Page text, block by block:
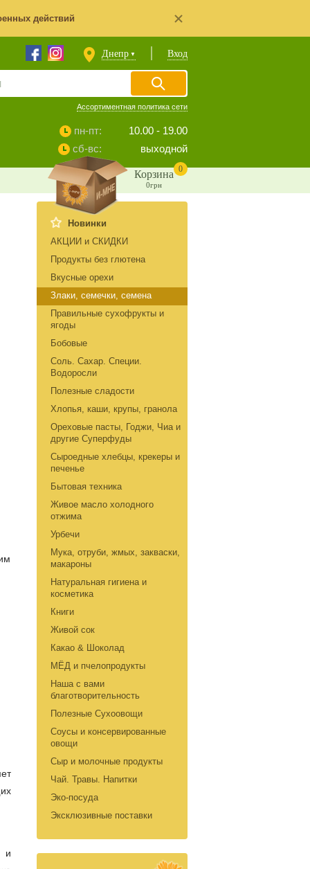
действий
Днепр ▼ Вход
Ассортиментная политика сети
пн-пт:
10.00 - 19.00
сб-вс:
выходной
Корзина 0
0грн
и
Новинки
АКЦИИ и СКИДКИ
Продукты без глютена
Вкусные орехи
Злаки, семечки, семена
Правильные сухофрукты и
ягоды
Бобовые
Соль. Сахар. Специи.
Водоросли
Полезные сладости
Хлопья, каши, крупы, гранола
Ореховые пасты, Годжи, Чиа и
другие Суперфуды
Сыроедные хлебцы, крекеры и
печенье
Бытовая техника
Живое масло холодного
отжима
Урбечи
Мука, отруби, жмых, закваски,
макароны
Натуральная гигиена и
косметика
Книги
Живой сок
Какао & Шоколад
МЁД и пчелопродукты
Наша с вами
благотворительность
Полезные Сухоовощи
Соусы и консервированные
овощи
Сыр и молочные продукты
Чай. Травы. Напитки
Эко-посуда
Эксклюзивные поставки